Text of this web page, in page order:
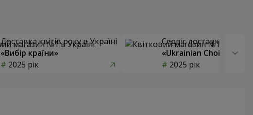
Доставка квітів року в Україні
«Вибір країни»
2025 рік
Сервіс доставки квітів
«Ukrainian Choice»
2025 рік